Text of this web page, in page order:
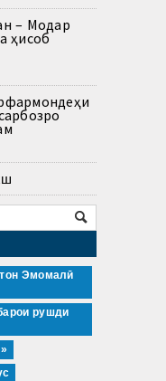
– Модар
ҳисоб
Эмомалӣ
рушди